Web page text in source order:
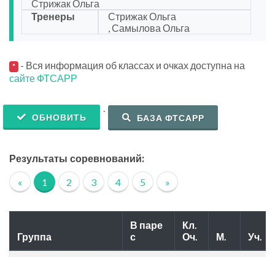
Стрижак Ольга
Тренеры
Стрижак Ольга
, Самылова Ольга
* - Вся информация об классах и очках доступна на
сайте ФТСАРР
ОБНОВИТЬ
.
БАЗА ФТСАРР
Результаты соревнований:
« 1 2 3 4 5 »
Группа
В паре
с
Кл.
Оч.
М. Уч.